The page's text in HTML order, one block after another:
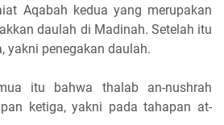
Aqabah kedua yang merupakan
daulah di Madinah. Setelah itu
yakni penegakan daulah.
itu bahwa thalab an-nushrah
ketiga, yakni pada tahapan at-